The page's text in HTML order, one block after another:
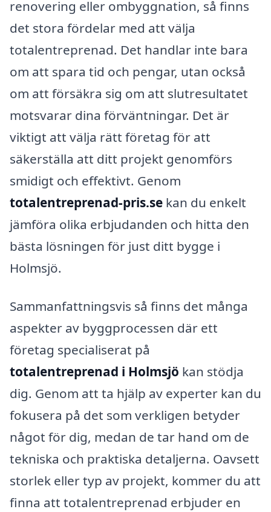
renovering eller ombyggnation, så finns
det stora fördelar med att välja
totalentreprenad. Det handlar inte bara
om att spara tid och pengar, utan också
om att försäkra sig om att slutresultatet
motsvarar dina förväntningar. Det är
viktigt att välja rätt företag för att
säkerställa att ditt projekt genomförs
smidigt och effektivt. Genom
totalentreprenad-pris.se kan du enkelt
jämföra olika erbjudanden och hitta den
bästa lösningen för just ditt bygge i
Holmsjö.
Sammanfattningsvis så finns det många
aspekter av byggprocessen där ett
företag specialiserat på
totalentreprenad i Holmsjö kan stödja
dig. Genom att ta hjälp av experter kan du
fokusera på det som verkligen betyder
något för dig, medan de tar hand om de
tekniska och praktiska detaljerna. Oavsett
storlek eller typ av projekt, kommer du att
finna att totalentreprenad erbjuder en